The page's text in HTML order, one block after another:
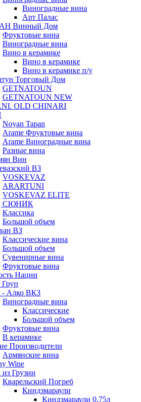
Виноградные вина
Арт Палас
Винный Дом
Фруктовые вина
Виноградные вина
Вино в керамике
Вино в керамике
Вино в керамике п/у
Торговый Дом
GETNATOUN
GETNATOUN NEW
OLD CHINARI
Noyan Tapan
Arame Фруктовые вина
Arame Виноградные вина
Разные вина
Вин
ВЗ
VOSKEVAZ
ARARTUNI
VOSKEVAZ ELITE
СЮНИК
Классика
Большой объем
ВЗ
Классические вина
Большой объем
Сувенирные вина
Фруктовые вина
Нации
- Алко ВКЗ
Виноградные вина
Классические
Большой объем
Фруктовые вина
В керамике
Производители
Армянские вина
Wine
Грузии
Кварельский Погреб
Киндзмараули
Киндзмараули 0,75л